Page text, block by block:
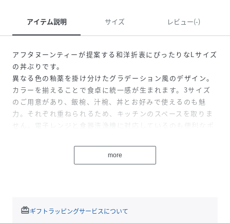
アイテム説明 サイズ レビュー(-)
アフタヌーンティーが提案する和洋折衷にぴったりなLサイズ
の丼ぶりです。
異なる色の釉薬を掛け分けたグラデーション風のデザイン。
カラーを揃えることで食卓に統一感が生まれます。3サイズ
のご用意があり、飯椀、汁椀、丼とお好みで使えるのも魅
力。それぞれ重ねられるため、キッチンのスペースを取りま
せん。電子レンジと食器洗浄機に対応しているのも便利なポ
食器洗浄機〇、電子レンジ〇、直火×、オーブン×
置き洗いは避けてください。永くお使い頂く為には手洗いを
more
redeemギフトラッピングサービスについて